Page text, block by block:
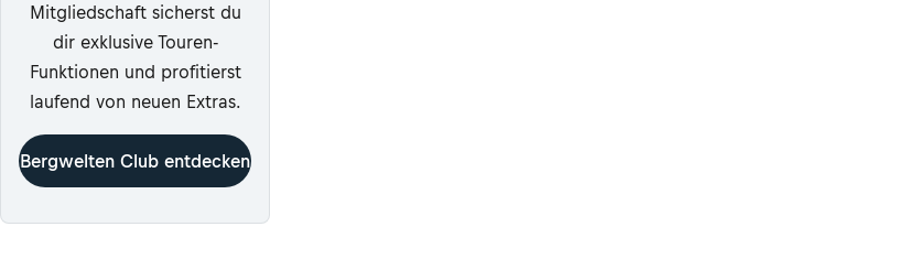
Mitgliedschaft sicherst du
dir exklusive Touren-
Funktionen und profitierst
laufend von neuen Extras.
Bergwelten Club entdecken